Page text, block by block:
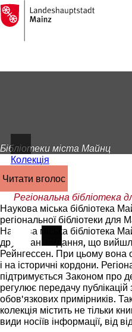
Перейти до змісту
На
головну
сторінку
Бібліотеки міста Майнц
Колекція
читати вголос
Регіональна бібліотека
Наукова міська бібліотека
регіональної бібліотеки
Наукова міська бібліотека
друковані видання, що
Рейнгессен. При цьому вона
і на історичні кордони.
підтримується Законом про
регулює передачу публікацій
обов'язкових примірників.
колекція містить не тільки
види носіїв інформації, від